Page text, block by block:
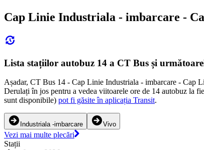
Cap Linie Industriala - imbarcare -
Lista stațiilor autobuz 14 a CT Bus și
Așadar, CT Bus 14 - Cap Linie Industriala - imbarcare - Cap
Derulați în jos pentru a vedea viitoarele ore de 14 autobuz la
sunt disponibile) pot fi găsite în aplicația Transit.
Industriala -imbarcare Vivo
Vezi mai multe plecări
Stații